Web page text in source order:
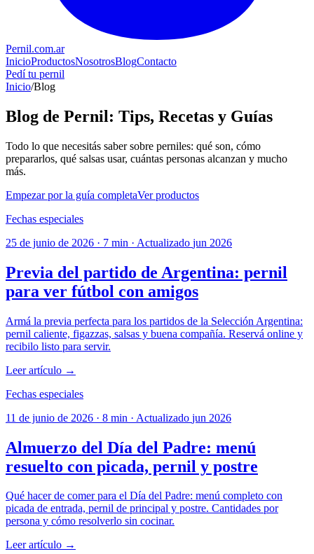
Pernil.com.ar
InicioProductosNosotrosBlogContacto
Pedí tu pernil
Inicio/Blog
Blog de Pernil: Tips, Recetas y Guías
Todo lo que necesitás saber sobre perniles: qué son, cómo
prepararlos, qué salsas usar, cuántas personas alcanzan y mucho
más.
Empezar por la guía completaVer productos
Fechas especiales
25 de junio de 2026 · 7 min · Actualizado jun 2026
Previa del partido de Argentina: pernil
para ver fútbol con amigos
Armá la previa perfecta para los partidos de la Selección Argentina:
pernil caliente, figazzas, salsas y buena compañía. Reservá online y
recibilo listo para servir.
Leer artículo →
Fechas especiales
11 de junio de 2026 · 8 min · Actualizado jun 2026
Almuerzo del Día del Padre: menú
resuelto con picada, pernil y postre
Qué hacer de comer para el Día del Padre: menú completo con
picada de entrada, pernil de principal y postre. Cantidades por
persona y cómo resolverlo sin cocinar.
Leer artículo →